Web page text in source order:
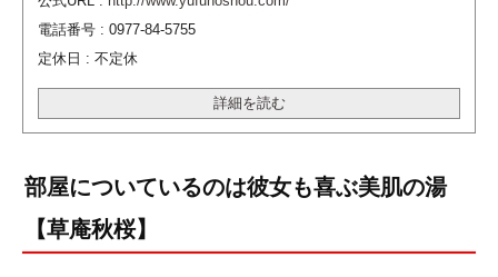
電話番号 : 0977-84-5755
定休日 : 不定休
詳細を読む
部屋についているのは彼女も喜ぶ美肌の湯
【草庵秋桜】